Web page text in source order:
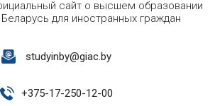
сайт о высшем образовании
для иностранных граждан
studyinby@giac.by
+375-17-250-12-00